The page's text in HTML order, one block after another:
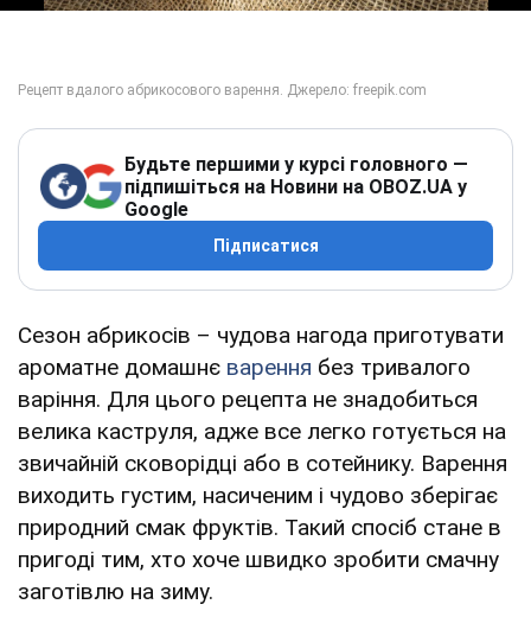
Будьте першими у курсі головного —
підпишіться на Новини на OBOZ.UA у
Google
Підписатися
Сезон абрикосів – чудова нагода приготувати
ароматне домашнє варення без тривалого
варіння. Для цього рецепта не знадобиться
велика каструля, адже все легко готується на
звичайній сковорідці або в сотейнику. Варення
виходить густим, насиченим і чудово зберігає
природний смак фруктів. Такий спосіб стане в
пригоді тим, хто хоче швидко зробити смачну
заготівлю на зиму.